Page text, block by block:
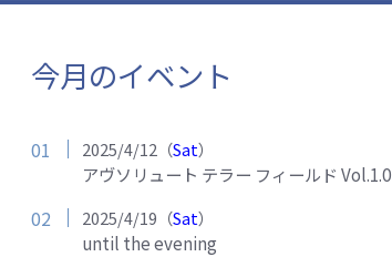
今月のイベント
2025/4/12 （Sat）
アヴソリュート テラー フィールド Vol.1.0
2025/4/19 （Sat）
until the evening